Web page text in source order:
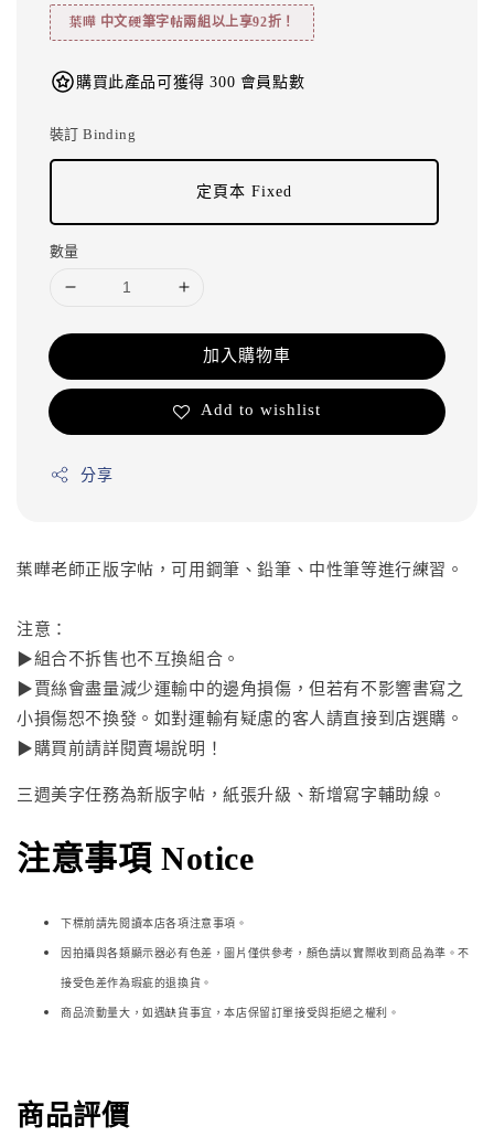
葉曄 中文硬筆字帖兩組以上享92折！
購買此產品可獲得 300 會員點數
裝訂 Binding
定頁本 Fixed
數量
加入購物車
Add to wishlist
分享
葉曄老師正版字帖，可用鋼筆、鉛筆、中性筆等進行練習。
注意：
▶組合不拆售也不互換組合。
▶賈絲會盡量減少運輸中的邊角損傷，但若有不影響書寫之
小損傷恕不換發。如對運輸有疑慮的客人請直接到店選購。
▶購買前請詳閱賣場說明！
三週美字任務為新版字帖，紙張升級、新增寫字輔助線。
注意事項 Notice
下標前請先閱讀本店各項注意事項。
因拍攝與各類顯示器必有色差，圖片僅供參考，顏色請以實際收到商品為準。不
接受色差作為瑕疵的退換貨。
商品流動量大，如遇缺貨事宜，本店保留訂單接受與拒絕之權利。
商品評價